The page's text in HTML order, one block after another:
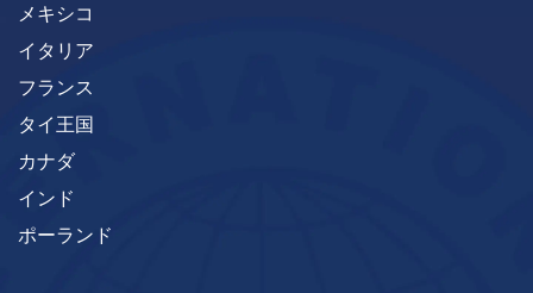
メキシコ
イタリア
フランス
タイ王国
カナダ
インド
ポーランド